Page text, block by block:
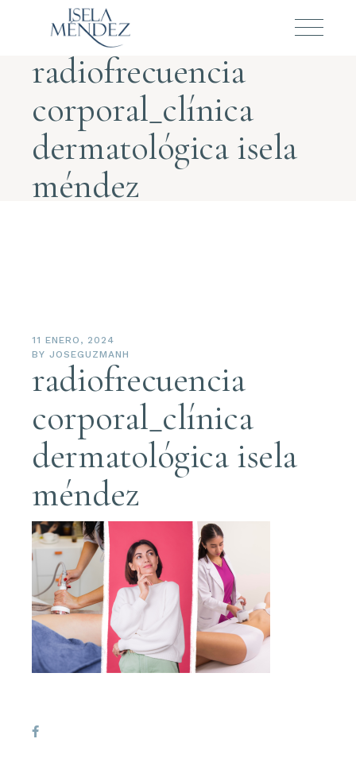
radiofrecuencia
corporal_clínica
dermatológica isela
méndez
11 ENERO, 2024
BY JOSEGUZMANH
radiofrecuencia
corporal_clínica
dermatológica isela
méndez